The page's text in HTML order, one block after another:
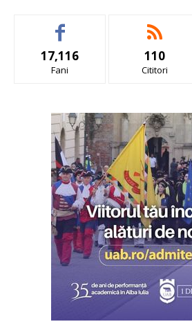
17,116
Fani
110
Cititori